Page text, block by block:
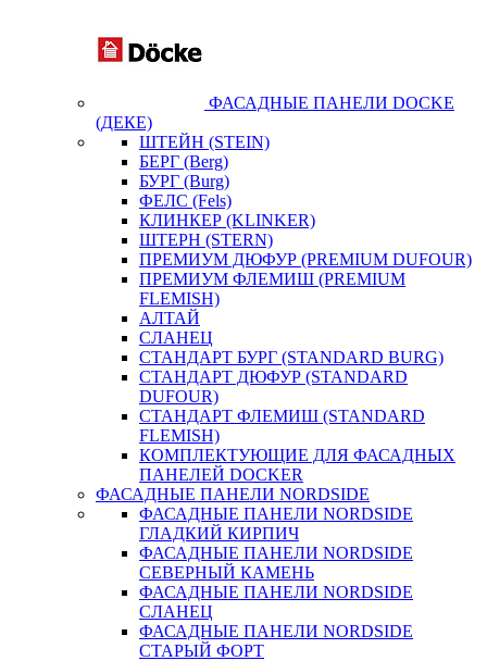
ФАСАДНЫЕ ПАНЕЛИ DOCKE
(ДЕКЕ)
ШТЕЙН (STEIN)
БЕРГ (Berg)
БУРГ (Burg)
ФЕЛС (Fels)
КЛИНКЕР (KLINKER)
ШТЕРН (STERN)
ПРЕМИУМ ДЮФУР (PREMIUM DUFOUR)
ПРЕМИУМ ФЛЕМИШ (PREMIUM
FLEMISH)
АЛТАЙ
СЛАНЕЦ
СТАНДАРТ БУРГ (STANDARD BURG)
СТАНДАРТ ДЮФУР (STANDARD
DUFOUR)
СТАНДАРТ ФЛЕМИШ (STANDARD
FLEMISH)
КОМПЛЕКТУЮЩИЕ ДЛЯ ФАСАДНЫХ
ПАНЕЛЕЙ DOCKER
ФАСАДНЫЕ ПАНЕЛИ NORDSIDE
ФАСАДНЫЕ ПАНЕЛИ NORDSIDE
ГЛАДКИЙ КИРПИЧ
ФАСАДНЫЕ ПАНЕЛИ NORDSIDE
СЕВЕРНЫЙ КАМЕНЬ
ФАСАДНЫЕ ПАНЕЛИ NORDSIDE
СЛАНЕЦ
ФАСАДНЫЕ ПАНЕЛИ NORDSIDE
СТАРЫЙ ФОРТ